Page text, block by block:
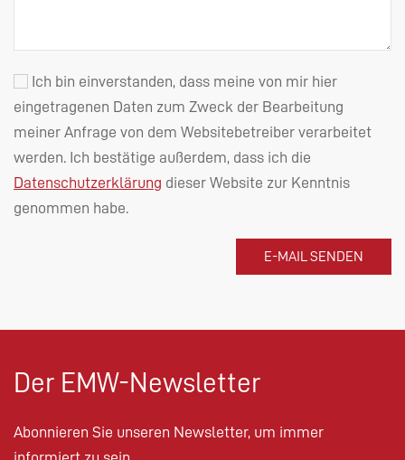
Ich bin einverstanden, dass meine von mir hier
eingetragenen Daten zum Zweck der Bearbeitung
meiner Anfrage von dem Websitebetreiber verarbeitet
werden. Ich bestätige außerdem, dass ich die
Datenschutzerklärung dieser Website zur Kenntnis
genommen habe.
Der EMW-Newsletter
Abonnieren Sie unseren Newsletter, um immer